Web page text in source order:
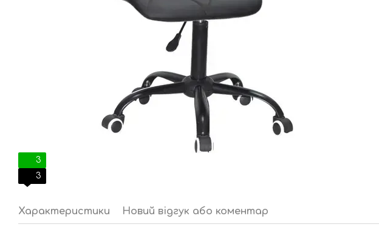
3
3
Характеристики Новий відгук або коментар